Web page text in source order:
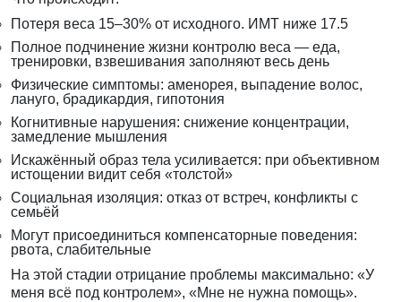
Потеря веса 15–30% от исходного. ИМТ ниже 17.5
Полное подчинение жизни контролю веса — еда,
тренировки, взвешивания заполняют весь день
Физические симптомы: аменорея, выпадение волос,
лануго, брадикардия, гипотония
Когнитивные нарушения: снижение концентрации,
замедление мышления
Искажённый образ тела усиливается: при объективном
истощении видит себя «толстой»
Социальная изоляция: отказ от встреч, конфликты с
семьёй
Могут присоединиться компенсаторные поведения:
рвота, слабительные
На этой стадии отрицание проблемы максимально: «У
меня всё под контролем», «Мне не нужна помощь».